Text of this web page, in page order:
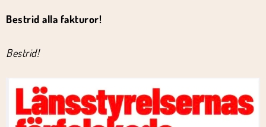
Bestrid alla fakturor!
Bestrid!